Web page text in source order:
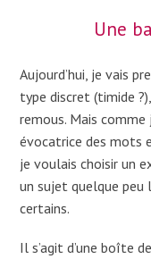
Une
Aujourd’hui, je vais
type discret (timide
remous. Mais
évocatrice des mots
je voulais choisir un
un sujet quelque
certains.
Il s’agit d’une boîte